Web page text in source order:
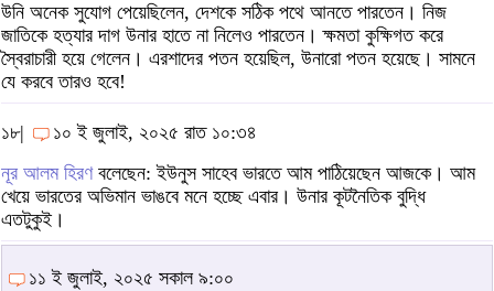
উনি অনেক সুযোগ পেয়েছিলেন, দেশকে সঠিক পথে আনতে পারতেন। নিজ
জাতিকে হত্যার দাগ উনার হাতে না নিলেও পারতেন। ক্ষমতা কুক্ষিগত করে
স্বৈরাচারী হয়ে গেলেন। এরশাদের পতন হয়েছিল, উনারো পতন হয়েছে। সামনে
যে করবে তারও হবে!
১৮|
১০ ই জুলাই, ২০২৫ রাত ১০:৩৪
নূর আলম হিরণবলেছেন: ইউনুস সাহেব ভারতে আম পাঠিয়েছেন আজকে। আম
খেয়ে ভারতের অভিমান ভাঙবে মনে হচ্ছে এবার। উনার কূটনৈতিক বুদ্ধি
এতটুকুই।
১১ ই জুলাই, ২০২৫ সকাল ৯:০০